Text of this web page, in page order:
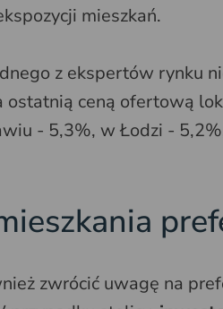
mieszkań.
z ekspertów rynku
ostatnią ceną ofertową
- 5,3%, w Łodzi -
zwrócić uwagę na